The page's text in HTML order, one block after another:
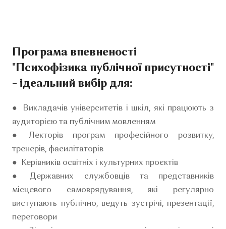
Програма впевненості
"Психофізика публічної присутності"
– ідеальний вибір для:
● Викладачів університетів і шкіл, які працюють з
аудиторією та публічним мовленням
● Лекторів програм професійного розвитку,
тренерів, фасилітаторів
● Керівників освітніх і культурних проєктів
● Державних службовців та представників
місцевого самоврядування, які регулярно
виступають публічно, ведуть зустрічі, презентації,
переговори